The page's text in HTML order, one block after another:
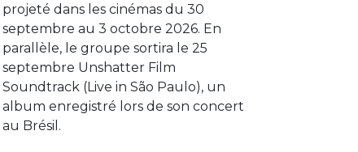
projeté dans les cinémas du 30
septembre au 3 octobre 2026. En
parallèle, le groupe sortira le 25
septembre Unshatter Film
Soundtrack (Live in São Paulo), un
album enregistré lors de son concert
au Brésil.